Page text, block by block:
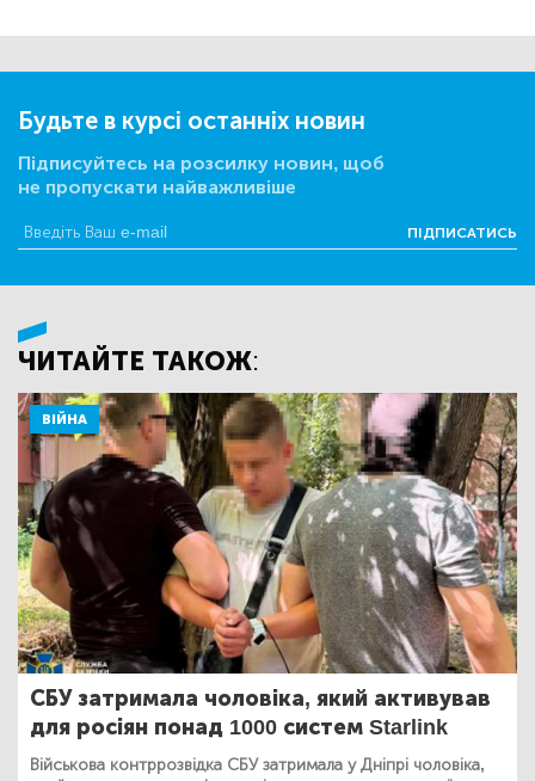
Будьте в курсі останніх новин
Підписуйтесь на розсилку новин, щоб
не пропускати найважливіше
ПІДПИСАТИСЬ
ЧИТАЙТЕ ТАКОЖ:
ВІЙНА
СБУ затримала чоловіка, який активував
для росіян понад 1000 систем Starlink
Військова контррозвідка СБУ затримала у Дніпрі чоловіка,